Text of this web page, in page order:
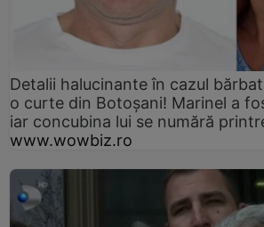
Detalii halucinante în cazul
o curte din Botoșani! Marinel a
iar concubina lui se numără
www.wowbiz.ro